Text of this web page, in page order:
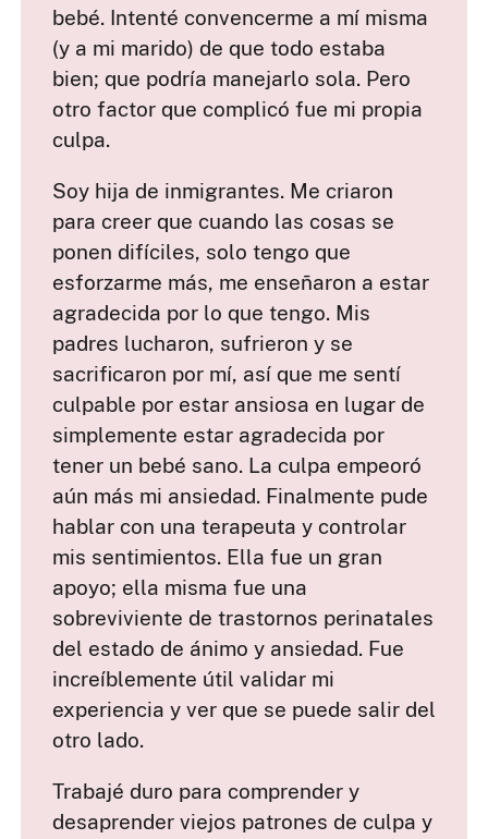
bebé. Intenté convencerme a mí misma
(y a mi marido) de que todo estaba
bien; que podría manejarlo sola. Pero
otro factor que complicó fue mi propia
culpa.
Soy hija de inmigrantes. Me criaron
para creer que cuando las cosas se
ponen difíciles, solo tengo que
esforzarme más, me enseñaron a estar
agradecida por lo que tengo. Mis
padres lucharon, sufrieron y se
sacrificaron por mí, así que me sentí
culpable por estar ansiosa en lugar de
simplemente estar agradecida por
tener un bebé sano. La culpa empeoró
aún más mi ansiedad. Finalmente pude
hablar con una terapeuta y controlar
mis sentimientos. Ella fue un gran
apoyo; ella misma fue una
sobreviviente de trastornos perinatales
del estado de ánimo y ansiedad. Fue
increíblemente útil validar mi
experiencia y ver que se puede salir del
otro lado.
Trabajé duro para comprender y
desaprender viejos patrones de culpa y